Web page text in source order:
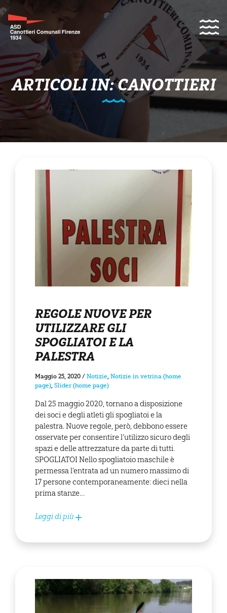
ARTICOLI IN: CANOTTIERI
REGOLE NUOVE PER
UTILIZZARE GLI
SPOGLIATOI E LA
PALESTRA
Maggio 25, 2020 / Notizie, Notizie in vetrina (home
page), Slider (home page)
Dal 25 maggio 2020, tornano a disposizione
dei soci e degli atleti gli spogliatoi e la
palestra. Nuove regole, però, debbono essere
osservate per consentire l’utilizzo sicuro degli
spazi e delle attrezzature da parte di tutti.
SPOGLIATOI Nello spogliatoio maschile è
permessa l’entrata ad un numero massimo di
17 persone contemporaneamente: dieci nella
prima stanze…
Leggi di più